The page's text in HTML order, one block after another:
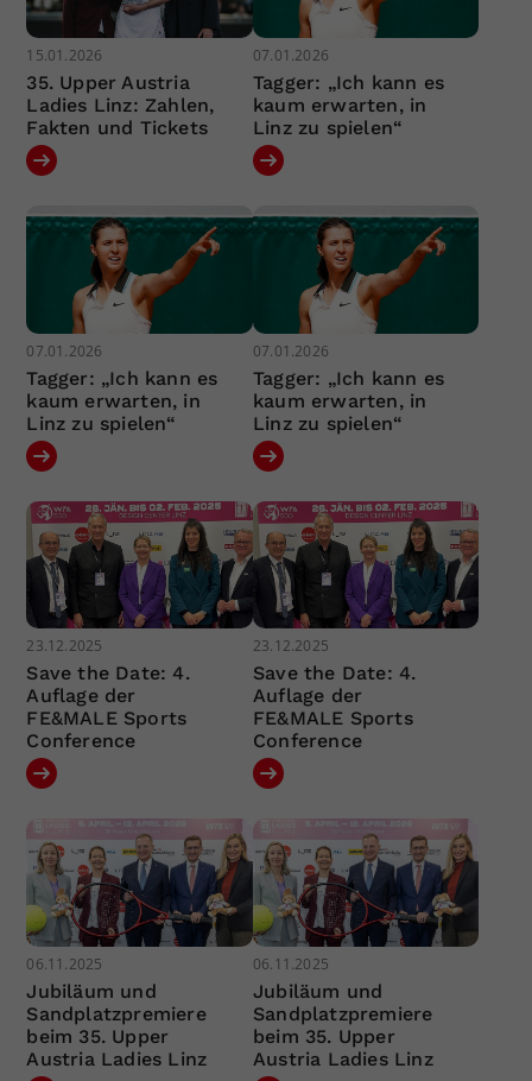
15.01.2026
35. Upper Austria
Ladies Linz: Zahlen,
Fakten und Tickets
07.01.2026
Tagger: „Ich kann es
kaum erwarten, in
Linz zu spielen“
07.01.2026
Tagger: „Ich kann es
kaum erwarten, in
Linz zu spielen“
07.01.2026
Tagger: „Ich kann es
kaum erwarten, in
Linz zu spielen“
23.12.2025
Save the Date: 4.
Auflage der
FE&MALE Sports
Conference
23.12.2025
Save the Date: 4.
Auflage der
FE&MALE Sports
Conference
06.11.2025
Jubiläum und
Sandplatzpremiere
beim 35. Upper
Austria Ladies Linz
06.11.2025
Jubiläum und
Sandplatzpremiere
beim 35. Upper
Austria Ladies Linz